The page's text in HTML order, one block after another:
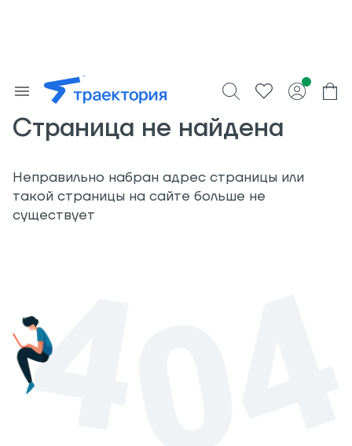
Страница не найдена
Неправильно набран адрес страницы или
такой страницы на сайте больше не
существует